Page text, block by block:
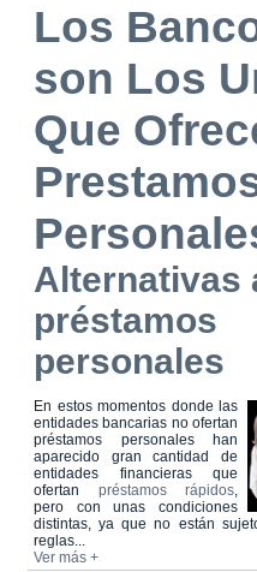
Los
son Los
Que
Alternativas
préstamos
personales
En estos momentos donde las
entidades bancarias no ofertan
préstamos personales han
aparecido gran cantidad de
entidades financieras que
ofertan préstamos rápidos,
pero con unas condiciones
distintas, ya que no están
reglas...
Ver más +